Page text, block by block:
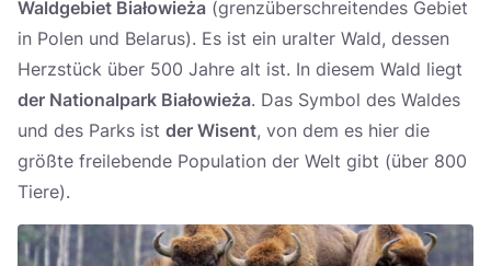
Waldgebiet Białowieża (grenzüberschreitendes Gebiet
in Polen und Belarus). Es ist ein uralter Wald, dessen
Herzstück über 500 Jahre alt ist. In diesem Wald liegt
der Nationalpark Białowieża. Das Symbol des Waldes
und des Parks ist der Wisent, von dem es hier die
größte freilebende Population der Welt gibt (über 800
Tiere).